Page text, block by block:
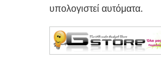
υπολογιστεί αυτόματα.